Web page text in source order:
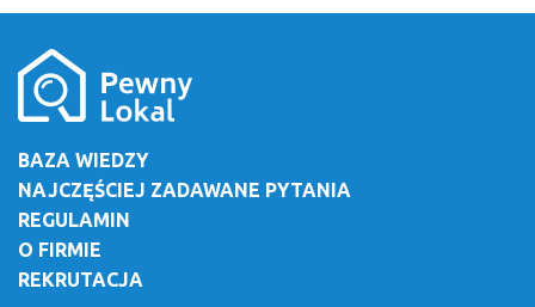
BAZA WIEDZY
NAJCZĘŚCIEJ ZADAWANE PYTANIA
REGULAMIN
O FIRMIE
REKRUTACJA